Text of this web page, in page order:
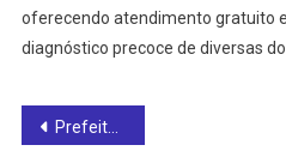
oferecendo atendimento gratuito
diagnóstico precoce de diversas
Post
Prefeitura de Ceres reforça campanha Junho Violeta de combate à violência contra a pessoa idosa